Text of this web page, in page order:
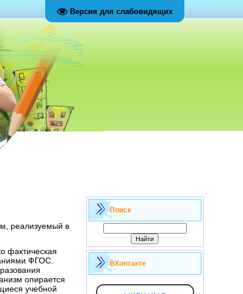
Версия для слабовидящих
реализуемый в
фактическая
ФГОС.
опирается
учебной
Поиск
ВКонтакте